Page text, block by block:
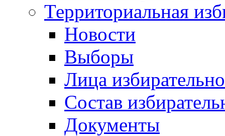
Территориальная
Новости
Выборы
Лица
Состав
Документы